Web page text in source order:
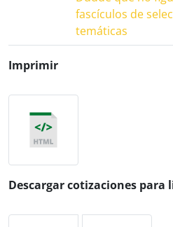
fascículos de
temáticas
Imprimir
Descargar cotizaciones para